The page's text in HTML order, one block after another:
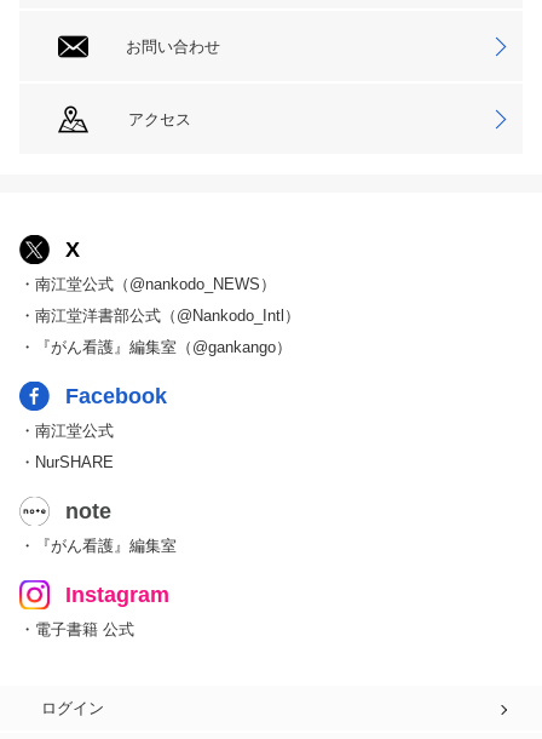
お問い合わせ
アクセス
X
・南江堂公式（@nankodo_NEWS）
・南江堂洋書部公式（@Nankodo_Intl）
・『がん看護』編集室（@gankango）
Facebook
・南江堂公式
・NurSHARE
note
・『がん看護』編集室
Instagram
・電子書籍 公式
ログイン